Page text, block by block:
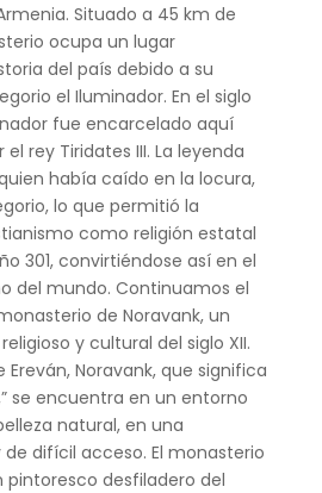
Situado a 45 km de
ocupa un lugar
del país debido a su
el Iluminador. En el siglo
fue encarcelado aquí
rey Tiridates III. La leyenda
había caído en la locura,
lo que permitió la
como religión estatal
301, convirtiéndose así en el
del mundo. Continuamos el
de Noravank, un
y cultural del siglo XII.
Ereván, Noravank, que significa
se encuentra en un entorno
natural, en una
difícil acceso. El monasterio
desfiladero del